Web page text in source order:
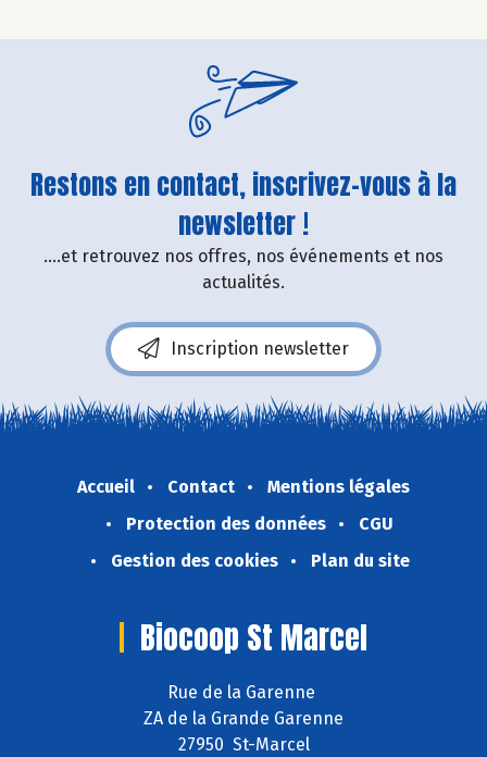
Restons en contact, inscrivez-vous à la
newsletter !
....et retrouvez nos offres, nos événements et nos
actualités.
Inscription newsletter
Accueil Contact
Mentions légales
Protection des données
CGU
Gestion des cookies
Plan du site
Biocoop St Marcel
Rue de la Garenne
ZA de la Grande Garenne
27950 St-Marcel